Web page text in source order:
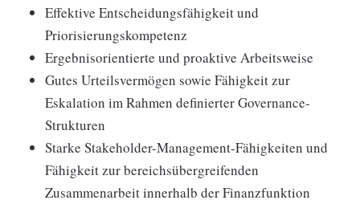
Effektive Entscheidungsfähigkeit und
Priorisierungskompetenz
Ergebnisorientierte und proaktive Arbeitsweise
Gutes Urteilsvermögen sowie Fähigkeit zur
Eskalation im Rahmen definierter Governance-
Strukturen
Starke Stakeholder-Management-Fähigkeiten und
Fähigkeit zur bereichsübergreifenden
Zusammenarbeit innerhalb der Finanzfunktion